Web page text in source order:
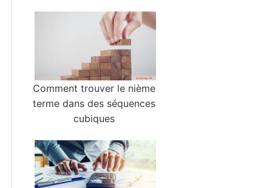
Comment trouver le nième
terme dans des séquences
cubiques